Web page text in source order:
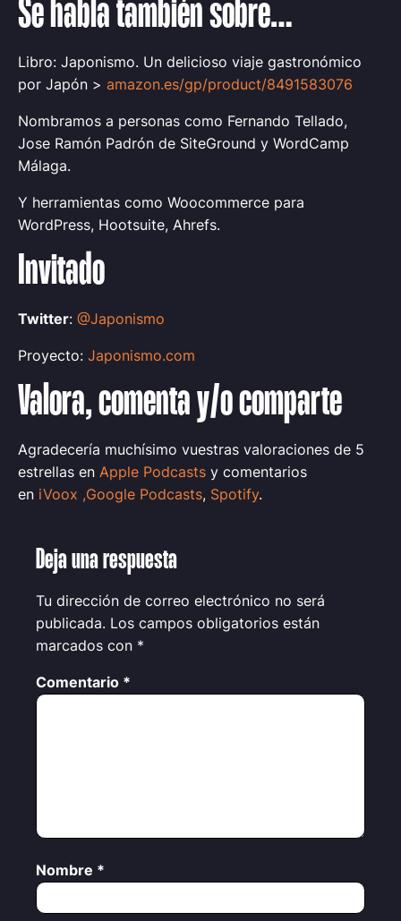
Se habla también sobre…
Libro: Japonismo. Un delicioso viaje gastronómico
por Japón > amazon.es/gp/product/8491583076
Nombramos a personas como Fernando Tellado,
Jose Ramón Padrón de SiteGround y WordCamp
Málaga.
Y herramientas como Woocommerce para
WordPress, Hootsuite, Ahrefs.
Invitado
Twitter: @Japonismo
Proyecto: Japonismo.com
Valora, comenta y/o comparte
Agradecería muchísimo vuestras valoraciones de 5
estrellas en Apple Podcasts y comentarios
en iVoox ,Google Podcasts, Spotify.
Deja una respuesta
Tu dirección de correo electrónico no será
publicada. Los campos obligatorios están
marcados con *
Comentario *
Nombre *